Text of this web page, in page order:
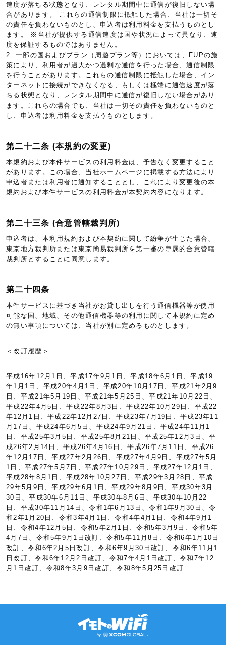
速度が落ちる状態となり、レンタル期間中に通信が復旧しない場
合があります。 これらの通信制限に抵触した場合、当社は一切そ
の責任を負わないものとし、申込者は利用料金を支払うものとし
ます。 ※当社が提供する通信速度は国や状況によって異なり、速
度を保証するものではありません。
2. 一部の国およびプラン（周遊プラン等）においては、FUPの施
策により、利用者が過大かつ過剰な通信を行った場合、通信制限
を行うことがあります。これらの通信制限に抵触した場合、イン
ターネットに接続ができなくなる、もしくは極端に通信速度が落
ちる状態となり、レンタル期間中に通信が復旧しない場合があり
ます。これらの場合でも、当社は一切その責任を負わないものと
し、申込者は利用料金を支払うものとします。
第二十二条 (本規約の変更)
本規約および本件サービスの利用料金は、予告なく変更すること
があります。この場合、当社ホームページに掲載する方法により
申込者または利用者に通知することとし、これにより変更後の本
規約および本件サービスの利用料金が本契約内容になります。
第二十三条 (合意管轄裁判所)
申込者は、本利用規約および本契約に関して紛争が生じた場合、
東京地方裁判所または東京簡易裁判所を第一審の専属的合意管轄
裁判所とすることに同意します。
第二十四条
本件サービスに基づき当社がお貸し出しを行う通信機器等が使用
可能な国、地域、その他通信機器等の利用に関して本規約に定め
の無い事項については、当社が別に定めるものとします。
＜改訂履歴＞
平成16年12月1日、平成17年9月1日、平成18年6月1日、平成19
年1月1日、平成20年4月1日、平成20年10月17日、平成21年2月9
日、平成21年5月19日、平成21年5月25日、平成21年10月22日、
平成22年4月5日、平成22年8月3日、平成22年10月29日、平成22
年12月1日、平成22年12月27日、平成23年7月19日、平成23年11
月17日、平成24年6月5日、平成24年9月21日、平成24年11月1
日、平成25年3月5日、平成25年8月21日、平成25年12月3日、平
成26年2月14日、平成26年4月16日、平成26年7月11日、平成26
年12月17日、平成27年2月26日、平成27年4月9日、平成27年5月
1日、平成27年5月7日、平成27年10月29日、平成27年12月1日、
平成28年8月1日、平成28年10月27日、平成29年3月28日、平成
29年5月9日、平成29年6月1日、平成29年8月9日、平成30年3月
30日、平成30年6月11日、平成30年8月6日、平成30年10月22
日、平成30年11月14日、令和1年6月13日、令和1年9月30日、令
和2年1月20日、令和3年4月1日、令和4年4月1日、令和4年9月1
日、令和4年12月5日、令和5年2月1日、令和5年3月9日、令和5年
4月7日、令和5年9月1日改訂、令和5年11月8日、令和6年1月10日
改訂、令和6年2月5日改訂、令和6年9月30日改訂、令和6年11月1
日改訂、令和6年12月2日改訂、令和7年4月1日改訂、令和7年12
月1日改訂、令和8年3月9日改訂、令和8年5月25日改訂